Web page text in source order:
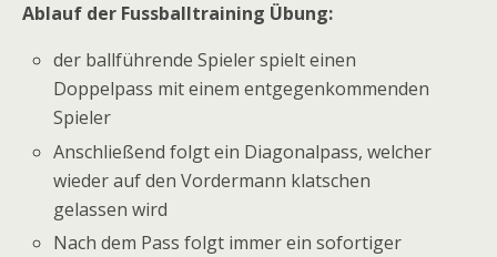
Ablauf der Fussballtraining Übung:
der ballführende Spieler spielt einen
Doppelpass mit einem entgegenkommenden
Spieler
Anschließend folgt ein Diagonalpass, welcher
wieder auf den Vordermann klatschen
gelassen wird
Nach dem Pass folgt immer ein sofortiger